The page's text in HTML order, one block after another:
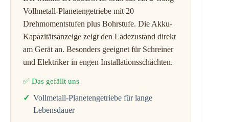
Vollmetall-Planetengetriebe mit 20
Drehmomentstufen plus Bohrstufe. Die Akku-
Kapazitätsanzeige zeigt den Ladezustand direkt
am Gerät an. Besonders geeignet für Schreiner
und Elektriker in engen Installationsschächten.
✅ Das gefällt uns
Vollmetall-Planetengetriebe für lange
Lebensdauer